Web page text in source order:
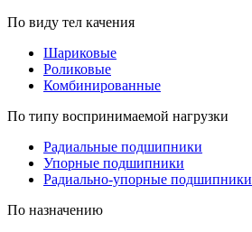
По виду тел качения
Шариковые
Роликовые
Комбинированные
По типу воспринимаемой нагрузки
Радиальные подшипники
Упорные подшипники
Радиально-упорные подшипники
По назначению